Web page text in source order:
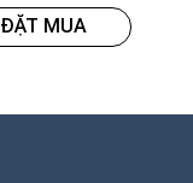
ĐẶT MUA